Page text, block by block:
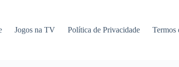
Jogos na TV Política de Privacidade Termos